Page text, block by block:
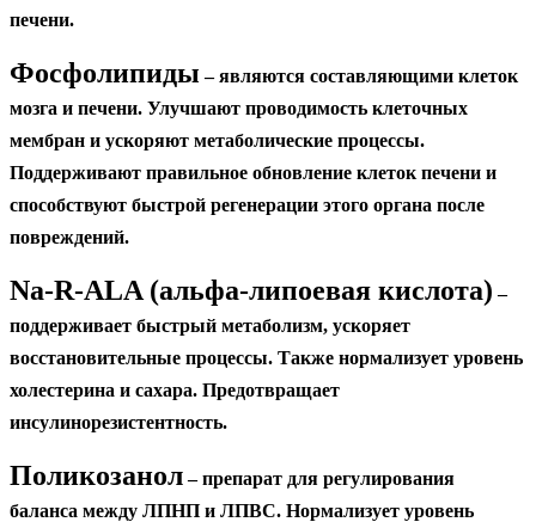
печени.
Фосфолипиды – являются составляющими клеток
мозга и печени. Улучшают проводимость клеточных
мембран и ускоряют метаболические процессы.
Поддерживают правильное обновление клеток печени и
способствуют быстрой регенерации этого органа после
повреждений.
Na-R-ALA (альфа-липоевая кислота) –
поддерживает быстрый метаболизм, ускоряет
восстановительные процессы. Также нормализует уровень
холестерина и сахара. Предотвращает
инсулинорезистентность.
Поликозанол – препарат для регулирования
баланса между ЛПНП и ЛПВС. Нормализует уровень